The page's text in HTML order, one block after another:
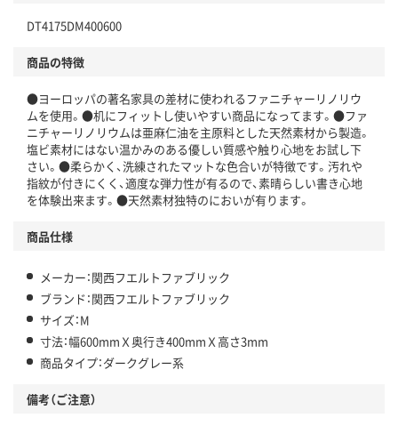
DT4175DM400600
商品の特徴
●ヨーロッパの著名家具の差材に使われるファニチャーリノリウ
ムを使用。●机にフィットし使いやすい商品になってます。●ファ
ニチャーリノリウムは亜麻仁油を主原料とした天然素材から製造。
塩ビ素材にはない温かみのある優しい質感や触り心地をお試し下
さい。●柔らかく、洗練されたマットな色合いが特徴です。汚れや
指紋が付きにくく、適度な弾力性が有るので、素晴らしい書き心地
を体験出来ます。●天然素材独特のにおいが有ります。
商品仕様
メーカー：関西フエルトファブリック
ブランド：関西フエルトファブリック
サイズ：M
寸法：幅600mmＸ奥行き400mmＸ高さ3mm
商品タイプ：ダークグレー系
備考（ご注意）